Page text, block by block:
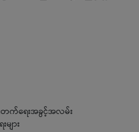
က်ရေးအခွင့်အလမ်း
ျား